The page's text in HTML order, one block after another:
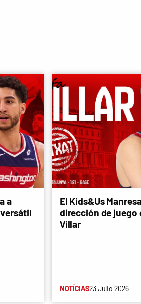
a
El Kids&Us
dirección de juego
Villar
NOTÍCIAS23 Julio 2026